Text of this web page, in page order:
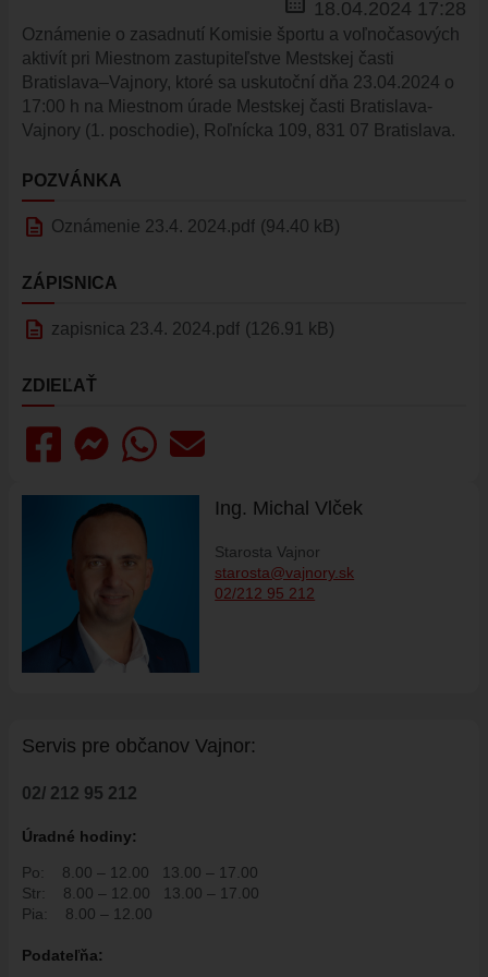
ÚRAD
STAROSTA
ZÁSTUPKYŇA STAROSTU
POSLANCI
KOMISIE
ZASADNUTIA KOMISIÍ
MIESTNA RADA
ŠTRUKTÚRA MIÚ
VOĽBY DO ORGÁNOV ÚZEMNEJ SAMOSPRÁVY
REFERENDUM
OTVORENÁ SAMOSPRÁVA
ÚRADNÁ TABUĽA
ZMLUVY, OBJEDNÁVKY, FAKTÚRY
EVIDENCIA PSOV
VZN
DOKUMENTY
ROZPOČET
PETÍCIE
PROTIPOŽIARNA OCHRANA
EURÓPSKE FONDY
PARTICIPATÍVNY ROZPOČET
O VAJNOROCH
18.04.2024 17:28
Oznámenie o zasadnutí Komisie športu a voľnočasových
aktivít pri Miestnom zastupiteľstve Mestskej časti
Bratislava–Vajnory, ktoré sa uskutoční dňa 23.04.2024 o
17:00 h na Miestnom úrade Mestskej časti Bratislava-
Vajnory (1. poschodie), Roľnícka 109, 831 07 Bratislava.
POZVÁNKA
description Oznámenie 23.4. 2024.pdf (94.40 kB)
ZÁPISNICA
description zapisnica 23.4. 2024.pdf (126.91 kB)
ZDIEĽAŤ
Ing. Michal Vlček
Starosta Vajnor
starosta@vajnory.sk
02/212 95 212
Servis pre občanov Vajnor:
02/ 212 95 212
Úradné hodiny:
Po: 8.00 – 12.00
13.00 – 17.00
Str:
8.00 – 12.00
13.00 – 17.00
Pia:
8.00 – 12.00
Podateľňa: